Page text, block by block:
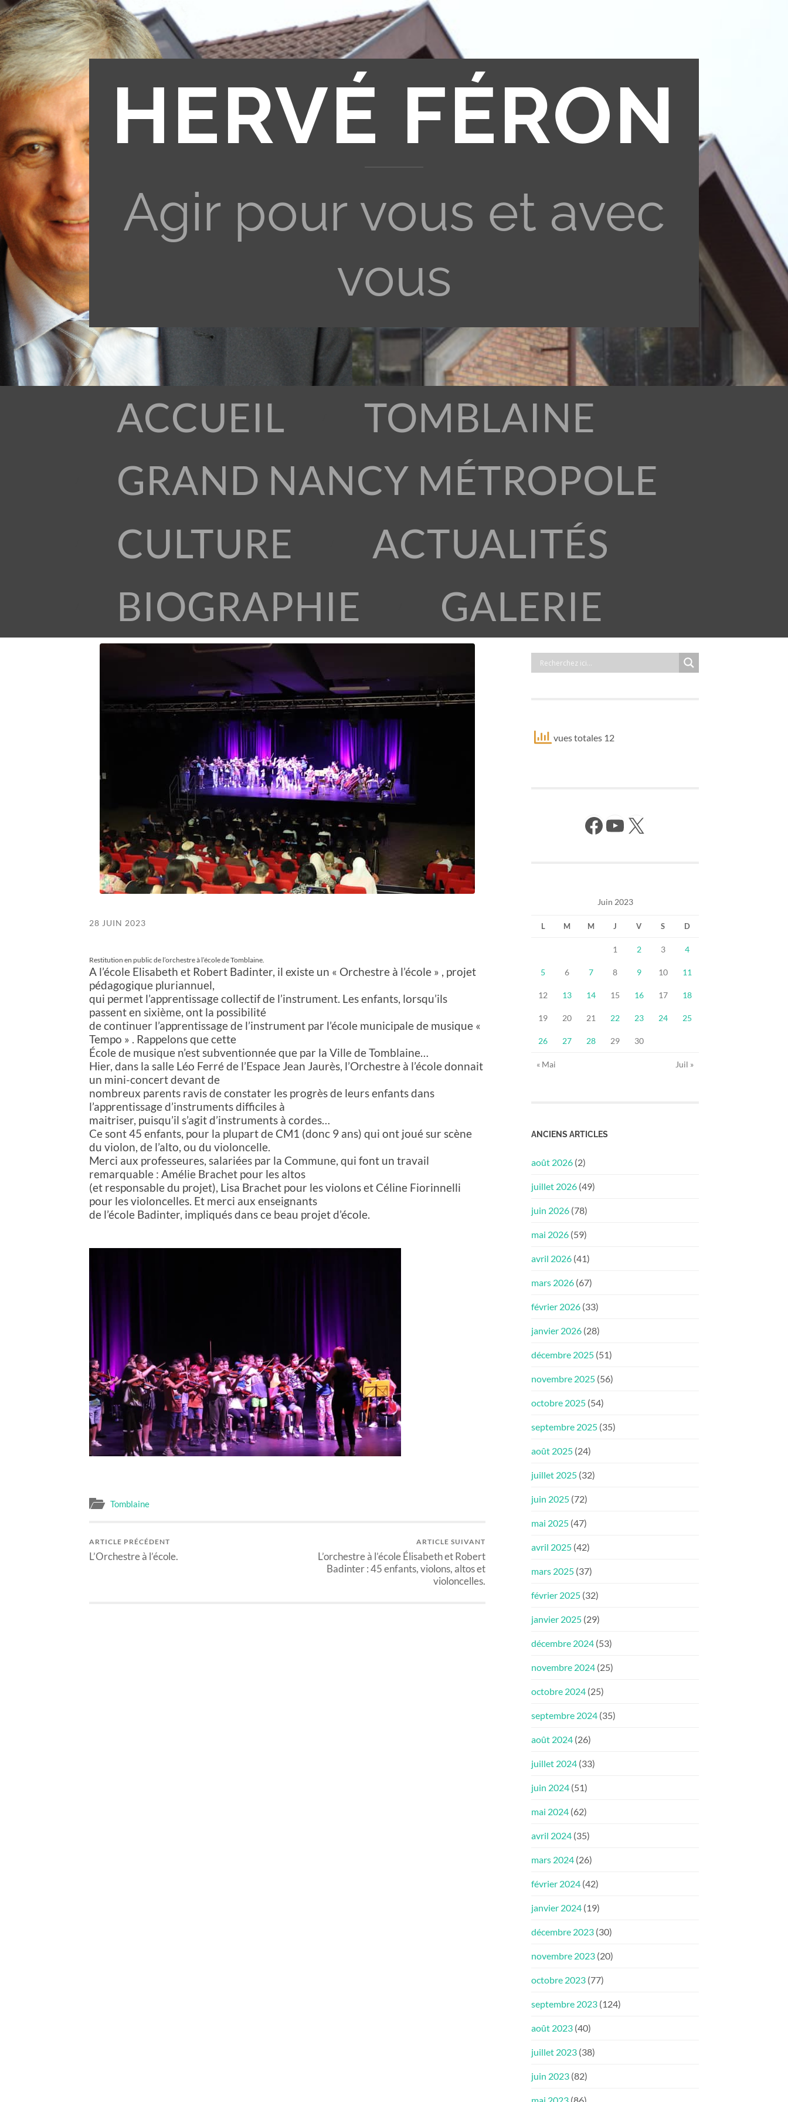
HERVÉ FÉRON
Agir pour vous et avec
vous
ACCUEIL
TOMBLAINE
GRAND NANCY MÉTROPOLE
CULTURE
ACTUALITÉS
BIOGRAPHIE
GALERIE
28 JUIN 2023
Restitution en public de l’orchestre à l’école de Tomblaine.
A l’école Elisabeth et Robert Badinter, il existe un « Orchestre à l’école » , projet
pédagogique pluriannuel,
qui permet l’apprentissage collectif de l’instrument. Les enfants, lorsqu’ils
passent en sixième, ont la possibilité
de continuer l’apprentissage de l’instrument par l’école municipale de musique «
Tempo » . Rappelons que cette
École de musique n’est subventionnée que par la Ville de Tomblaine…
Hier, dans la salle Léo Ferré de l’Espace Jean Jaurès, l’Orchestre à l’école donnait
un mini-concert devant de
nombreux parents ravis de constater les progrès de leurs enfants dans
l’apprentissage d’instruments difficiles à
maitriser, puisqu’il s’agit d’instruments à cordes…
Ce sont 45 enfants, pour la plupart de CM1 (donc 9 ans) qui ont joué sur scène
du violon, de l’alto, ou du violoncelle.
Merci aux professeures, salariées par la Commune, qui font un travail
remarquable : Amélie Brachet pour les altos
(et responsable du projet), Lisa Brachet pour les violons et Céline Fiorinnelli
pour les violoncelles. Et merci aux enseignants
de l’école Badinter, impliqués dans ce beau projet d’école.
Tomblaine
ARTICLE PRÉCÉDENT
L’Orchestre à l’école.
ARTICLE SUIVANT
L’orchestre à l’école Élisabeth et Robert
Badinter : 45 enfants, violons, altos et
violoncelles.
vues totales 12
Facebook YouTube X
Juin 2023
L M M J V S D
1 2 3 4
5 6 7 8 9 10 11
12 13 14 15 16 17 18
19 20 21 22 23 24 25
26 27 28 29 30
« Mai Juil »
ANCIENS ARTICLES
août 2026 (2)
juillet 2026 (49)
juin 2026 (78)
mai 2026 (59)
avril 2026 (41)
mars 2026 (67)
février 2026 (33)
janvier 2026 (28)
décembre 2025 (51)
novembre 2025 (56)
octobre 2025 (54)
septembre 2025 (35)
août 2025 (24)
juillet 2025 (32)
juin 2025 (72)
mai 2025 (47)
avril 2025 (42)
mars 2025 (37)
février 2025 (32)
janvier 2025 (29)
décembre 2024 (53)
novembre 2024 (25)
octobre 2024 (25)
septembre 2024 (35)
août 2024 (26)
juillet 2024 (33)
juin 2024 (51)
mai 2024 (62)
avril 2024 (35)
mars 2024 (26)
février 2024 (42)
janvier 2024 (19)
décembre 2023 (30)
novembre 2023 (20)
octobre 2023 (77)
septembre 2023 (124)
août 2023 (40)
juillet 2023 (38)
juin 2023 (82)
mai 2023 (86)